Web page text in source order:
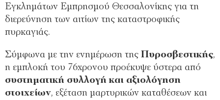
Εγκλημάτων Εμπρησμού Θεσσαλονίκης για τη
διερεύνηση των αιτίων της καταστροφικής
πυρκαγιάς.
Σύμφωνα με την ενημέρωση της Πυροσβεστικής,
η εμπλοκή του 76χρονου προέκυψε ύστερα από
συστηματική συλλογή και αξιολόγηση
στοιχείων, εξέταση μαρτυρικών καταθέσεων και